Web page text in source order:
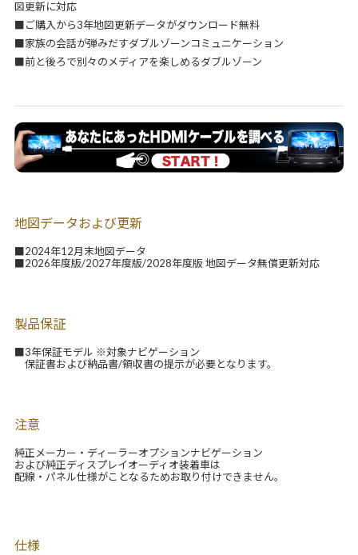
図更新に対応
■ご購入から3年地図更新データがダウンロード無料
■家族の会話が弾みだすダブルゾーンコミュニケーション
■前と後ろで別々のメディアを楽しめるダブルゾーン
地図データおよび更新
■2024年12月末地図データ
■2026年度版/2027年度版/2028年度版 地図データ無償更新対応
製品保証
■3年保証モデル ※対象ナビゲーション
保証書および納品書/領収書の提示が必要となります。
注意
純正メーカー・ディーラーオプションナビゲーション
および純正ディスプレイオーディオ装着車は
配線・パネル仕様がことなるためお取り付けできません。
仕様